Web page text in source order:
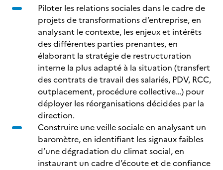
Piloter les relations sociales dans le cadre de
projets de transformations d’entreprise, en
analysant le contexte, les enjeux et intérêts
des différentes parties prenantes, en
élaborant la stratégie de restructuration
interne la plus adapté à la situation (transfert
des contrats de travail des salariés, PDV, RCC,
outplacement, procédure collective…) pour
déployer les réorganisations décidées par la
direction.
Construire une veille sociale en analysant un
baromètre, en identifiant les signaux faibles
d’une dégradation du climat social, en
instaurant un cadre d’écoute et de confiance